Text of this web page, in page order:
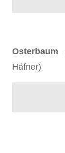
Osterbaum
Häfner)